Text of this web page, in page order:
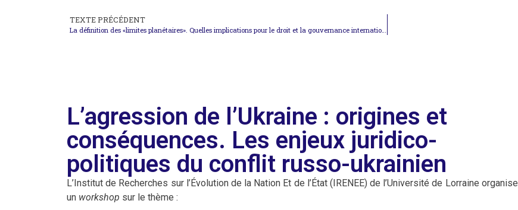
TEXTE PRÉCÉDENT
La définition des «limites planétaires». Quelles implications pour le droit et la gouvernance internationale ?
L’agression de l’Ukraine : origines et
conséquences. Les enjeux juridico-
politiques du conflit russo-ukrainien
L’Institut de Recherches sur l’Évolution de la Nation Et de l’État (IRENEE) de l’Université de Lorraine organise
un workshop sur le thème :